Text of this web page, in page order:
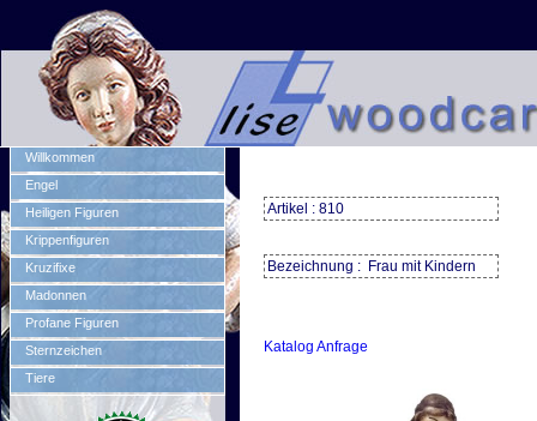
Willkommen
Engel
Heiligen Figuren
Krippenfiguren
Kruzifixe
Madonnen
Profane Figuren
Sternzeichen
Tiere
Artikel : 810
Bezeichnung : Frau mit Kindern
Katalog Anfrage